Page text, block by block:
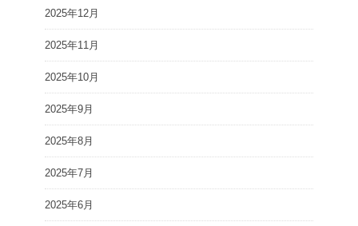
2025年12月
2025年11月
2025年10月
2025年9月
2025年8月
2025年7月
2025年6月